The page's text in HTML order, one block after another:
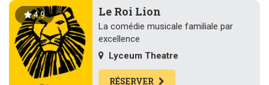
4.9 Le Roi Lion
La comédie musicale familiale par
excellence
Lyceum Theatre
RÉSERVER